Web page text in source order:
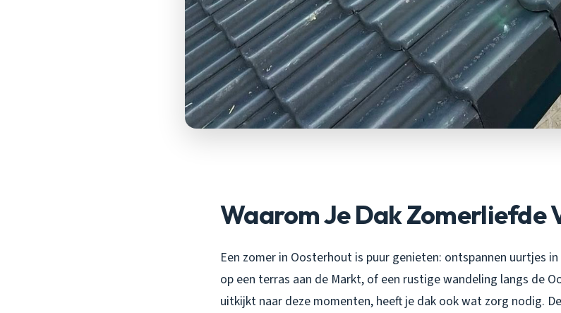
Waarom Je Dak Zomerliefde
Een zomer in Oosterhout is puur genieten: ontspannen uurtjes
op een terras aan de Markt, of een rustige wandeling langs de
uitkijkt naar deze momenten, heeft je dak ook wat zorg nodig.